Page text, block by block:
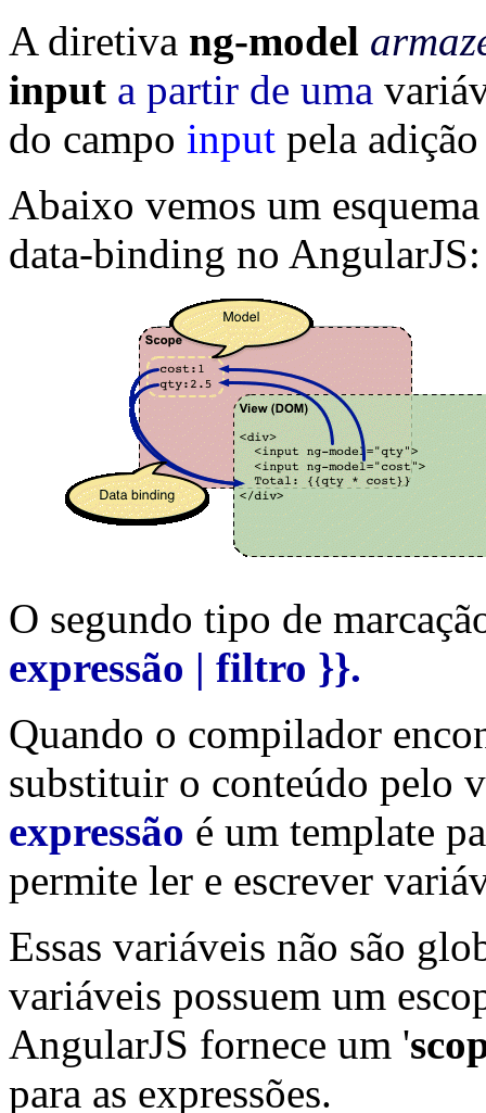
A diretiva ng-model
input a partir de uma
do campo input pela adição
Abaixo vemos um
data-binding no AngularJS:
O segundo tipo de
expressão | filtro }}.
Quando o compilador
substituir o conteúdo pelo
expressão é um template
permite ler e escrever
Essas variáveis não são
variáveis possuem um
AngularJS fornece um '
para as expressões.